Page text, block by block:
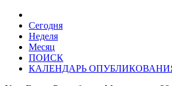
Сегодня
Неделя
Месяц
ПОИСК
КАЛЕНДАРЬ